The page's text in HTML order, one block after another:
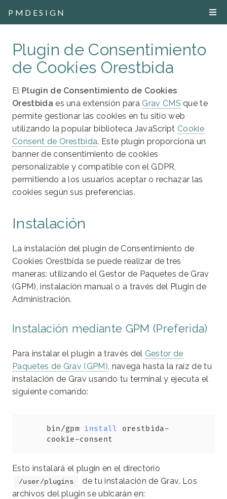
PMDESIGN
Plugin de Consentimiento
de Cookies Orestbida
El Plugin de Consentimiento de Cookies
Orestbida es una extensión para Grav CMS que te
permite gestionar las cookies en tu sitio web
utilizando la popular biblioteca JavaScript Cookie
Consent de Orestbida. Este plugin proporciona un
banner de consentimiento de cookies
personalizable y compatible con el GDPR,
permitiendo a los usuarios aceptar o rechazar las
cookies según sus preferencias.
Instalación
La instalación del plugin de Consentimiento de
Cookies Orestbida se puede realizar de tres
maneras: utilizando el Gestor de Paquetes de Grav
(GPM), instalación manual o a través del Plugin de
Administración.
Instalación mediante GPM (Preferida)
Para instalar el plugin a través del Gestor de
Paquetes de Grav (GPM) , navega hasta la raíz de tu
instalación de Grav usando tu terminal y ejecuta el
siguiente comando:
bin/gpm install orestbida-
cookie-consent
Esto instalará el plugin en el directorio
/user/plugins
de tu instalación de Grav. Los
archivos del plugin se ubicarán en: